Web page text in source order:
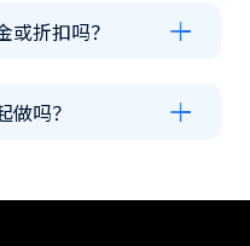
折扣吗？
吗？